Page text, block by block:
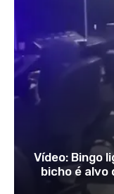
Vídeo: Bingo
bicho é alvo